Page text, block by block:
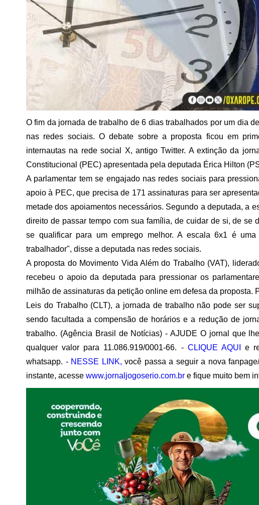
O fim da jornada de trabalho de 6 dias trabalhados por um dia
nas redes sociais. O debate sobre a proposta ficou em
internautas na rede social X, antigo Twitter. A extinção da
Constitucional (PEC) apresentada pela deputada Érica Hilton
A parlamentar tem se engajado nas redes sociais para
apoio à PEC, que precisa de 171 assinaturas para ser
metade dos apoiamentos necessários. Segundo a deputada, a
direito de passar tempo com sua família, de cuidar de si, de se
se qualificar para um emprego melhor. A escala 6x1 é
trabalhador", disse a deputada nas redes sociais.
A proposta do Movimento Vida Além do Trabalho (VAT),
recebeu o apoio da deputada para pressionar os
milhão de assinaturas da petição online em defesa da
Leis do Trabalho (CLT), a jornada de trabalho não pode ser
sendo facultada a compensão de horários e a redução de
trabalho. (Agência Brasil de Notícias) - AJUDE O jornal que
qualquer valor para 11.086.919/0001-66. - CLIQUE AQUI
e
whatsapp. - NESSE LINK, você passa a seguir a nova
instante, acesse www.jornaljogoserio.com.br e fique muito bem